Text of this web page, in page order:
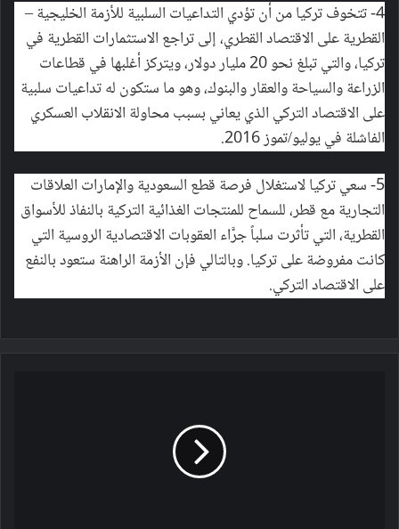
4- تتخوف تركيا من أن تؤدي التداعيات السلبية للأزمة الخليجية –
القطرية على الاقتصاد القطري، إلى تراجع الاستثمارات القطرية في
تركيا، والتي تبلغ نحو 20 مليار دولار، ويتركز أغلبها في قطاعات
الزراعة والسياحة والعقار والبنوك، وهو ما ستكون له تداعيات سلبية
على الاقتصاد التركي الذي يعاني بسبب محاولة الانقلاب العسكري
الفاشلة في يوليو/تموز 2016.
5- سعي تركيا لاستغلال فرصة قطع السعودية والإمارات العلاقات
التجارية مع قطر، للسماح للمنتجات الغذائية التركية بالنفاذ للأسواق
القطرية، التي تأثرت سلباً جرَّاء العقوبات الاقتصادية الروسية التي
كانت مفروضة على تركيا. وبالتالي فإن الأزمة الراهنة ستعود بالنفع
على الاقتصاد التركي.